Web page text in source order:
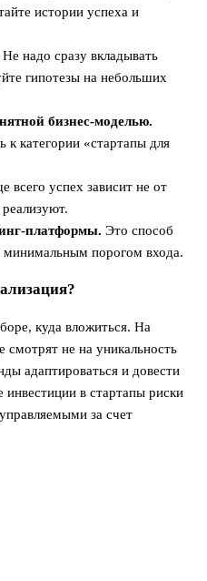
истории успеха и
Не надо сразу вкладывать
гипотезы на небольших
бизнес-моделью.
к категории «стартапы для
всего успех зависит не от
платформы. Это способ
минимальным порогом входа.
куда вложиться. На
смотрят не на уникальность
адаптироваться и довести
в стартапы риски
за счет